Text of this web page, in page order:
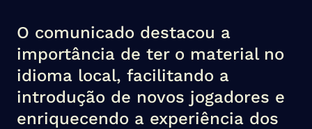
O comunicado destacou a
importância de ter o material no
idioma local, facilitando a
introdução de novos jogadores e
enriquecendo a experiência dos